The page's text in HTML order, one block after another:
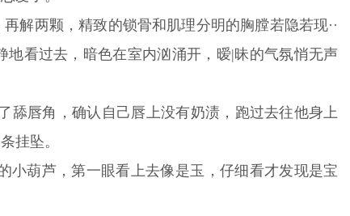
解两颗，精致的锁骨和肌理分明的胸膛若隐若现··
地看过去，暗色在室内汹涌开，暧|昧的气氛悄无声
舔唇角，确认自己唇上没有奶渍，跑过去往他身上
挂坠。
小葫芦，第一眼看上去像是玉，仔细看才发现是宝